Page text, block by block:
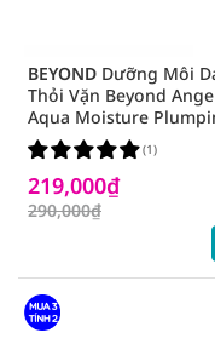
BEYOND Dưỡng Môi
Thỏi Vặn Beyond
Aqua Moisture
Lipcerin 15ml
219,000₫
290,000₫
(1)